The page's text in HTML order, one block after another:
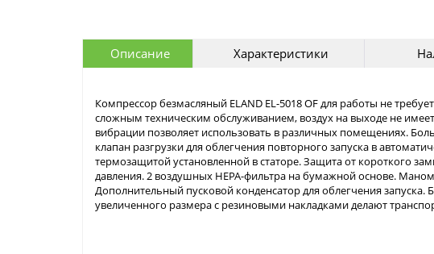
Описание Характеристики
Компрессор безмасляный ELAND EL-5018 OF для работы не
сложным техническим обслуживанием, воздух на выходе не
вибрации позволяет использовать в различных помещениях.
клапан разгрузки для облегчения повторного запуска в
термозащитой установленной в статоре. Защита от короткого
давления. 2 воздушных HEPA-фильтра на бумажной основе.
Дополнительный пусковой конденсатор для облегчения запуска.
увеличенного размера с резиновыми накладками делают